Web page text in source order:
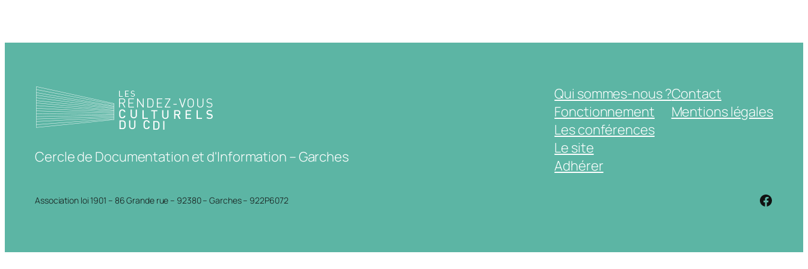
Cercle de Documentation et d'Information – Garches
Qui sommes-nous ?
Fonctionnement
Les conférences
Le site
Adhérer
Contact
Mentions légales
Association loi 1901 – 86 Grande rue – 92380 – Garches – 922P6072